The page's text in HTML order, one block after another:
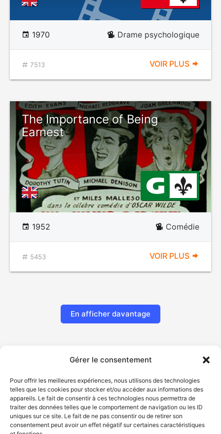
Gérer le consentement
Pour offrir les meilleures expériences, nous utilisons des technologies
telles que les cookies pour stocker et/ou accéder aux informations des
appareils. Le fait de consentir à ces technologies nous permettra de
traiter des données telles que le comportement de navigation ou les ID
uniques sur ce site. Le fait de ne pas consentir ou de retirer son
consentement peut avoir un effet négatif sur certaines caractéristiques
1970 Drame psychologique
7513 VOIR PLUS
The Importance of Being
Earnest
1952 Comédie
5453 VOIR PLUS
En afficher davantage
© Gouvernement du Québec, 2026